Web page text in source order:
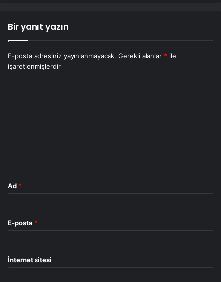
Bir yanıt yazın
E-posta adresiniz yayınlanmayacak. Gerekli alanlar * ile
işaretlenmişlerdir
Ad *
E-posta *
İnternet sitesi